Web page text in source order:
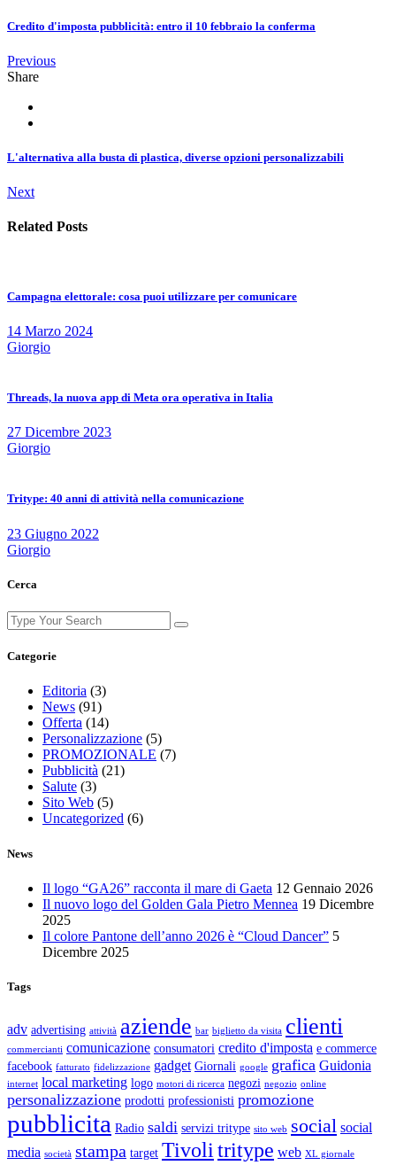
Credito d'imposta pubblicità: entro il 10 febbraio la conferma
Previous
Share
L'alternativa alla busta di plastica, diverse opzioni personalizzabili
Next
Related Posts
Campagna elettorale: cosa puoi utilizzare per comunicare
14 Marzo 2024
Giorgio
Threads, la nuova app di Meta ora operativa in Italia
27 Dicembre 2023
Giorgio
Tritype: 40 anni di attività nella comunicazione
23 Giugno 2022
Giorgio
Cerca
Search
for:
Categorie
Editoria (3)
News (91)
Offerta (14)
Personalizzazione (5)
PROMOZIONALE (7)
Pubblicità (21)
Salute (3)
Sito Web (5)
Uncategorized (6)
News
Il logo “GA26” racconta il mare di Gaeta 12 Gennaio 2026
Il nuovo logo del Golden Gala Pietro Mennea 19 Dicembre
2025
Il colore Pantone dell’anno 2026 è “Cloud Dancer” 5
Dicembre 2025
Tags
adv advertising attività aziende bar biglietto da visita clienti
commercianti comunicazione consumatori credito d'imposta e commerce
facebook fatturato fidelizzazione gadget Giornali google grafica Guidonia
internet local marketing logo motori di ricerca negozi negozio online
personalizzazione prodotti professionisti promozione
pubblicita Radio saldi servizi tritype sito web social social
media società stampa target Tivoli tritype web XL giornale